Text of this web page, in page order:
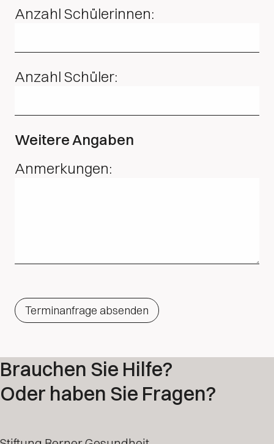
Anzahl Schülerinnen:
Anzahl Schüler:
Weitere Angaben
Anmerkungen:
Terminanfrage absenden
Brauchen Sie Hilfe?
Oder haben Sie Fragen?